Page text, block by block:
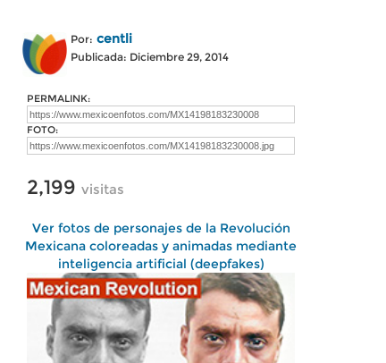
Por: centli
Publicada: Diciembre 29, 2014
PERMALINK:
FOTO:
2,199 visitas
Ver fotos de personajes de la Revolución
Mexicana coloreadas y animadas mediante
inteligencia artificial (deepfakes)